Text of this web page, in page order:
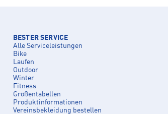
BESTER SERVICE
Alle Serviceleistungen
Bike
Laufen
Outdoor
Winter
Fitness
Größentabellen
Produktinformationen
Vereinsbekleidung bestellen